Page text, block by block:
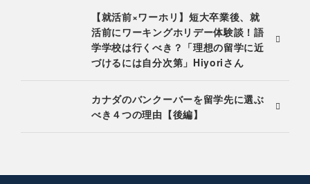
【就活前×ワーホリ】短大卒業後、就
活前にワーキングホリデー体験談！語
学学校は行くべき？「理想の留学に近
づけるには自分次第」Hiyoriさん
カナダのバンクーバーを留学先に選ぶ
べき４つの理由【後編】